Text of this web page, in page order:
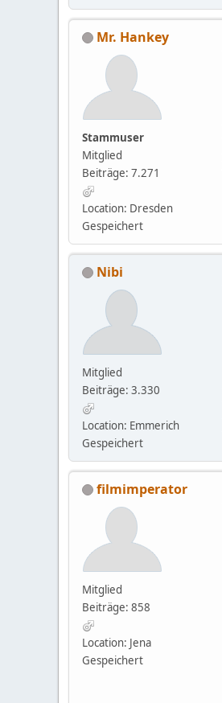
Mr. Hankey
Stammuser
Mitglied
Beiträge: 7.271
Location: Dresden
Gespeichert
Nibi
Mitglied
Beiträge: 3.330
Location: Emmerich
Gespeichert
filmimperator
Mitglied
Beiträge: 858
Location: Jena
Gespeichert